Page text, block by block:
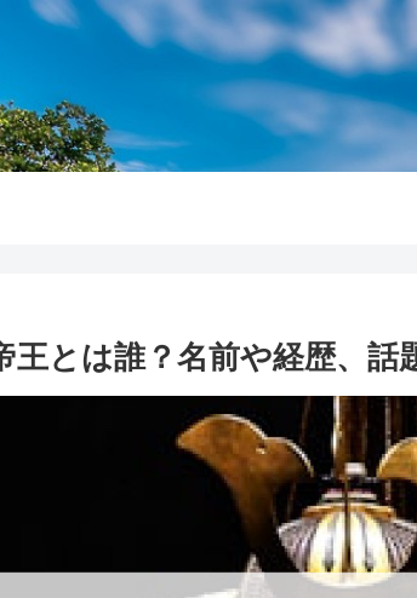
王とは誰？名前や経歴、話